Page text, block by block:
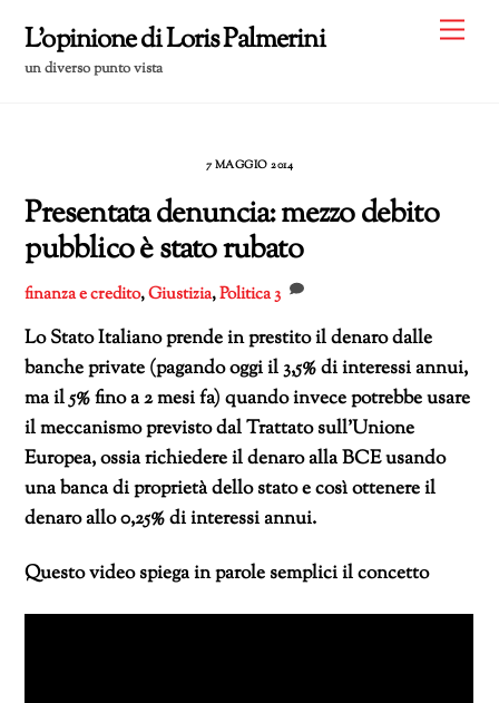
content
L'opinione di Loris Palmerini
un diverso punto vista
7 MAGGIO 2014
Presentata denuncia: mezzo debito
pubblico è stato rubato
finanza e credito,Giustizia,Politica3
Lo Stato Italiano prende in prestito il denaro dalle
banche private (pagando oggi il 3,5% di interessi annui,
ma il 5% fino a 2 mesi fa) quando invece potrebbe usare
il meccanismo previsto dal Trattato sull’Unione
Europea, ossia richiedere il denaro alla BCE usando
una banca di proprietà dello stato e così ottenere il
denaro allo 0,25% di interessi annui.
Questo video spiega in parole semplici il concetto